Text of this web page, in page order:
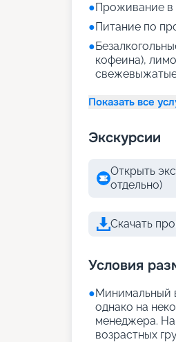
●Проживание в
●Питание по
●
кофеина),
Показать все
Экскурсии
Открыть
отдельно)
Скачать
Условия
●Минимальный
однако на
менеджера. На
возрастных